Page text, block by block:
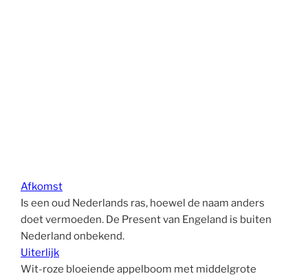
Afkomst
Is een oud Nederlands ras, hoewel de naam anders
doet vermoeden. De Present van Engeland is buiten
Nederland onbekend.
Uiterlijk
Wit-roze bloeiende appelboom met middelgrote